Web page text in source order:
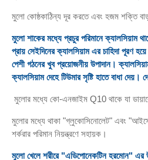
মুলো কোষ্ঠকাঠিন্য দূর করতে এবং হজম শক্তি
মুলো শাকের মধ্যে প্রচুর পরিমানে ক্যালসিয়াম
প্রায় সেইদিনের ক্যালসিয়াম এর চাহিদা পূরণ
পেশী গঠনের খুব প্রয়োজনীয় উপাদান।
ক্যালসিয়াম দেহে টিউমার সৃষ্টি হাতে বাধা দেয়।
মুলোর মধ্যে কো-এনজাইম Q10 থাকে যা
মুলোর মধ্যে থাকা "গ্লুকোসিনোলেট" এবং "
শর্করার পরিমান নিয়ন্ত্রণে সহায়ক।
মুলো খেলে শরীরে "এডিপোনেকটিন হরমোন" এর